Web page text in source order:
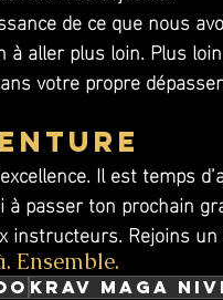
de ce que nous
aller plus loin. Plus
votre propre
Il est temps
passer ton prochain
instructeurs. Rejoins
Ensemble.
Krav Maga